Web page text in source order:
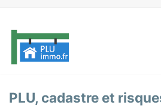
PLU, cadastre et